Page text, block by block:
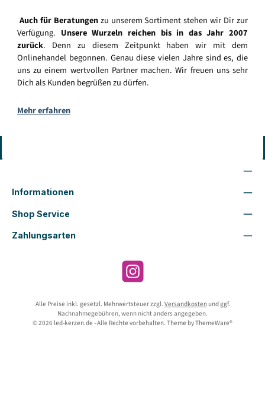
Auch für Beratungenzu unserem Sortiment stehen wir Dir zur
Verfügung. Unsere Wurzeln reichen bis in das Jahr 2007
zurück. Denn zu diesem Zeitpunkt haben wir mit dem
Onlinehandel begonnen. Genau diese vielen Jahre sind es, die
uns zu einem wertvollen Partner machen. Wir freuen uns sehr
Dich als Kunden begrüßen zu dürfen.
Mehr erfahren
Informationen
Shop Service
Zahlungsarten
Instagram
Alle Preise inkl. gesetzl. Mehrwertsteuer zzgl. Versandkostenund ggf.
Nachnahmegebühren, wenn nicht anders angegeben.
© 2026 led-kerzen.de - Alle Rechte vorbehalten. Theme byThemeWare®